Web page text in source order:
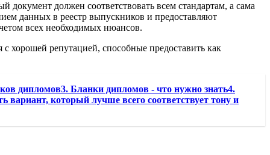
документ должен соответствовать всем стандартам, а сама
данных в реестр выпускников и предоставляют
всех необходимых нюансов.
хорошей репутацией, способные предоставить как
дипломов3. Бланки дипломов - что нужно знать4.
который лучше всего соответствует тону и